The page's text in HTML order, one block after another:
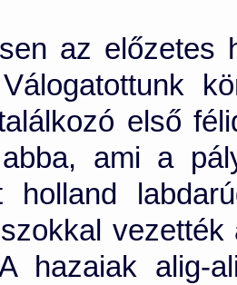
az előzetes
első
abba, ami a
holland
hazaiak alig-